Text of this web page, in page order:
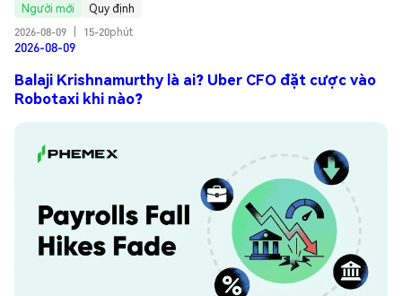
Người mới
Quy định
2026-08-09
15-20phút
2026-08-09
Balaji Krishnamurthy là ai? Uber CFO đặt cược vào
Robotaxi khi nào?